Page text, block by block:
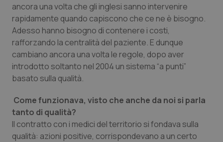
Liguria
Lombardia
Marche
Molise
Piemonte
Disturbi dell’umore
Dolore
Donna & Salute
Epatiti
HIV
ancora una volta che gli inglesi sanno intervenire
rapidamente quando capiscono che ce ne è bisogno.
Adesso hanno bisogno di contenere i costi,
rafforzando la centralità del paziente. E dunque
cambiano ancora una volta le regole, dopo aver
introdotto soltanto nel 2004 un sistema “a punti”
basato sulla qualità.
Come funzionava, visto che anche da noi si parla
tanto di qualità?
Il contratto con i medici del territorio si fondava sulla
qualità: azioni positive, corrispondevano a un certo